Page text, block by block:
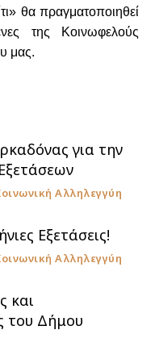
για την
Αλληλεγγύη
Εξετάσεις!
Αλληλεγγύη
και
του Δήμου
θα πραγματοποιηθεί
της Κοινωφελούς
μας.